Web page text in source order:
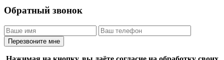
Обратный звонок
Перезвоните мне